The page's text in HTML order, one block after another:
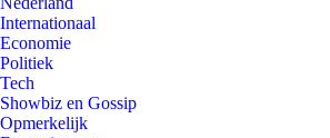
Internationaal
Economie
Politiek
Tech
Showbiz en Gossip
Opmerkelijk